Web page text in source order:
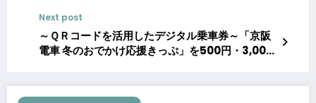
Next post
～ＱＲコードを活用したデジタル乗車券～「京阪
電車 冬のおでかけ応援きっぷ」を500円・3,000